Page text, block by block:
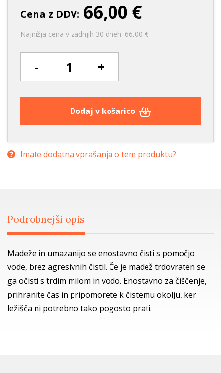
Cena z DDV: 66,00 €
Najnižja cena v zadnjih 30 dneh: 66,00 €
- +
Dodaj v košarico
Imate dodatna vprašanja o tem produktu?
Podrobnejši opis
Madeže in umazanijo se enostavno čisti s pomočjo
vode, brez agresivnih čistil. Če je madež trdovraten se
ga očisti s trdim milom in vodo. Enostavno za čiščenje,
prihranite čas in pripomorete k čistemu okolju, ker
ležišča ni potrebno tako pogosto prati.